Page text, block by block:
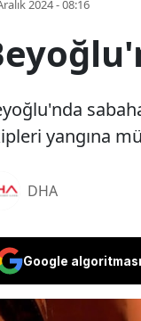
2024 - 08:16
yangına
DHA
Google